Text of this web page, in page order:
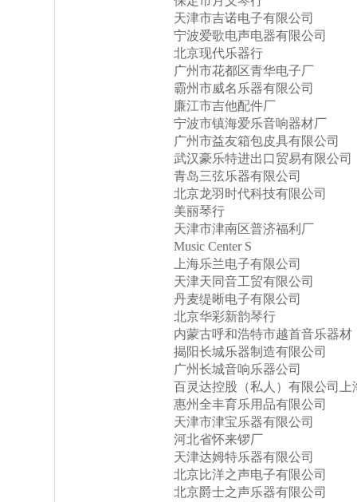
天津市吉诺电子有限公司
宁波爱歌电声电器有限公司
北京现代乐器行
广州市花都区青华电子厂
霸州市威名乐器有限公司
廉江市吉他配件厂
宁波市镇海爱乐音响器材厂
广州市益友箱包皮具有限公司
武汉豪乐特进出口贸易有限公司
青岛三弦乐器有限公司
北京龙羽时代科技有限公司
美丽琴行
天津市津南区普济福利厂
Music Center S
上海乐兰电子有限公司
天津天同音工贸有限公司
丹麦缇晰电子有限公司
北京华彩新韵琴行
内蒙古呼和浩特市越首音乐器材
揭阳长城乐器制造有限公司
广州长城音响乐器公司
百灵达控股（私人）有限公司上
惠州全丰育乐用品有限公司
天津市津宝乐器有限公司
河北省怀来锣厂
天津达姆特乐器有限公司
北京比洋之声电子有限公司
北京爵士之声乐器有限公司